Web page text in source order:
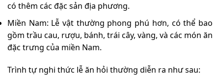
có thêm các đặc sản địa phương.
Miền Nam: Lễ vật thường phong phú hơn, có thể bao
gồm trầu cau, rượu, bánh, trái cây, vàng, và các món ăn
đặc trưng của miền Nam.
Trình tự nghi thức lễ ăn hỏi thường diễn ra như sau: